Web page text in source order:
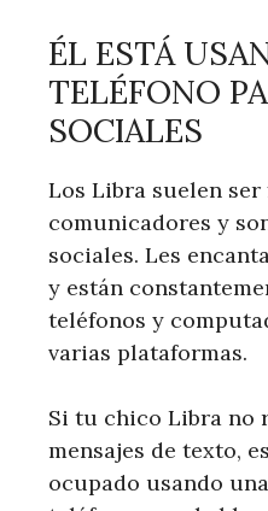
ÉL ESTÁ
TELÉFONO
SOCIALES
Los Libra suelen ser
comunicadores y
sociales. Les
y están
teléfonos y
varias plataformas.
Si tu chico Libra no
mensajes de texto,
ocupado usando